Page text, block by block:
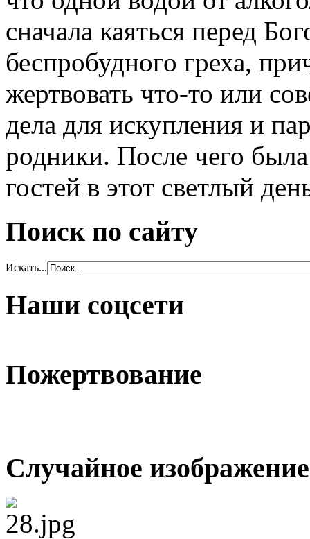
сначала каяться перед
беспробудного греха,
жертвовать что-то или
дела для искупления и
родники. После чего
гостей в этот светлый
Поиск по сайту
Искать...
Наши соцсети
Пожертвование
Случайное изображение